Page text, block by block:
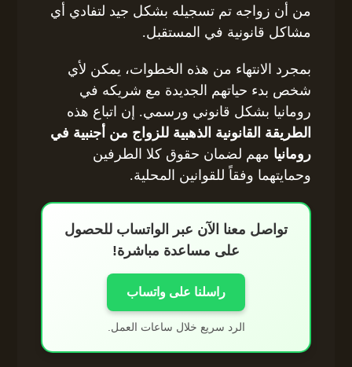
من أن زواجه تم تسجيله بشكل جيد لتفادي أي
مشاكل قانونية في المستقبل.
بمجرد الانتهاء من هذه الخطوات، يمكن لأي
شخص بدء حياتهم الجديدة مع شريكه في
رومانيا بشكل قانوني ورسمي. إن اتباع هذه
الطريقة القانونية الذهبية للزواج من أجنبية في
رومانيا مهم لضمان حقوق كلا الطرفين
وحمايتهما وفقاً للقوانين المحلية.
تواصل معنا الآن عبر الواتساب للحصول
على مساعدة مباشرة!
راسلنا على واتساب
الرد سريع خلال ساعات العمل.